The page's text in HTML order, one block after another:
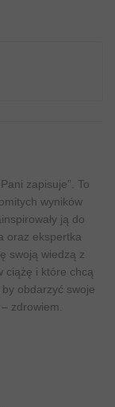
zapisuje”. To
wyników
ją do
oraz ekspertka
swoją wiedzą z
ciążę i które chcą
obdarzyć swoje
zdrowiem.